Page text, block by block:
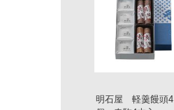
明石屋 軽羹饅頭4